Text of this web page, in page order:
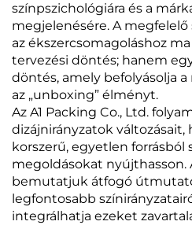
színpszichológiára és a
megjelenésére. A megfelelő
az ékszercsomagoláshoz
tervezési döntés; hanem
döntés, amely befolyásolja
az „unboxing” élményt.
Az A1 Packing Co., Ltd.
dizájnirányzatok
korszerű, egyetlen forrásból
megoldásokat nyújthasson.
bemutatjuk átfogó
legfontosabb
integrálhatja ezeket